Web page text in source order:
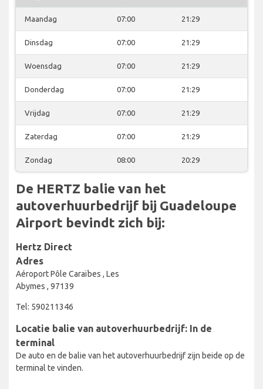
Maandag 07:00 21:29
Dinsdag 07:00 21:29
Woensdag 07:00 21:29
Donderdag 07:00 21:29
Vrijdag 07:00 21:29
Zaterdag 07:00 21:29
Zondag 08:00 20:29
De HERTZ balie van het
autoverhuurbedrijf bij Guadeloupe
Airport bevindt zich bij:
Hertz Direct
Adres
Aéroport Pôle Caraïbes , Les
Abymes , 97139
Tel: 590211346
Locatie balie van autoverhuurbedrijf: In de
terminal
De auto en de balie van het autoverhuurbedrijf zijn beide op de
terminal te vinden.